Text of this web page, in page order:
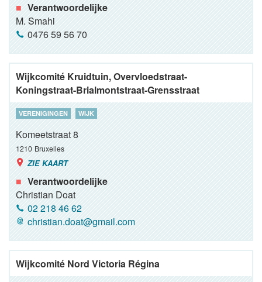
Verantwoordelijke
M. Smahi
0476 59 56 70
Wijkcomité Kruidtuin, Overvloedstraat-
Koningstraat-Brialmontstraat-Grensstraat
VERENIGINGEN WIJK
Komeetstraat 8
1210 Bruxelles
ZIE KAART
Verantwoordelijke
Christian Doat
02 218 46 62
christian.doat@gmail.com
Wijkcomité Nord Victoria Régina